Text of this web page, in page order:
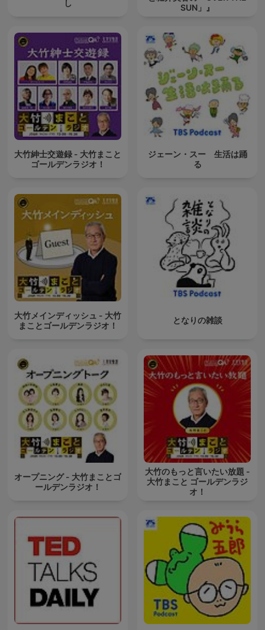
し
SUN」』
大竹紳士交遊録 - 大竹まこと
ゴールデンラジオ！
ジェーン・スー 生活は踊
る
大竹メインディッシュ - 大竹
まことゴールデンラジオ！
となりの雑談
オープニング - 大竹まことゴ
ールデンラジオ！
大竹のもっと言いたい放題 -
大竹まこと ゴールデンラジ
オ！